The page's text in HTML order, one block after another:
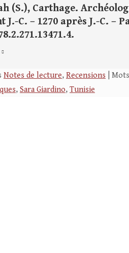
(S.), Carthage.
J.-C. – 1270 après J.-C. –
Notes de lecture, Recensions |
, Sara Giardino, Tunisie